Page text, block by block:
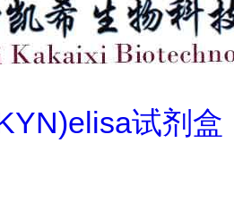
试剂盒